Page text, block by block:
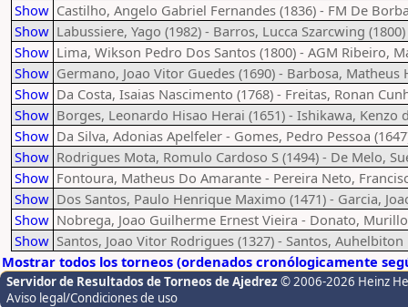
Show Castilho, Angelo Gabriel Fernandes (1836) - FM De
Show Labussiere, Yago (1982) - Barros, Lucca Szarcwing (1800)
Show Lima, Wikson Pedro Dos Santos (1800) - AGM Ribeiro,
Show Germano, Joao Vitor Guedes (1690) - Barbosa, Matheus
Show Da Costa, Isaias Nascimento (1768) - Freitas, Ronan
Show Borges, Leonardo Hisao Herai (1651) - Ishikawa, Kenzo
Show Da Silva, Adonias Apelfeler - Gomes, Pedro Pessoa
Show Rodrigues Mota, Romulo Cardoso S (1494) - De Melo,
Show Fontoura, Matheus Do Amarante - Pereira Neto,
Show Dos Santos, Paulo Henrique Maximo (1471) - Garcia,
Show Nobrega, Joao Guilherme Ernest Vieira - Donato,
Show Santos, Joao Vitor Rodrigues (1327) - Santos, Auhelbiton
Mostrar todos los torneos (ordenados cronólogicamente
Servidor de Resultados de Torneos de Ajedrez © 2006-2026 Heinz
Aviso legal/Condiciones de uso